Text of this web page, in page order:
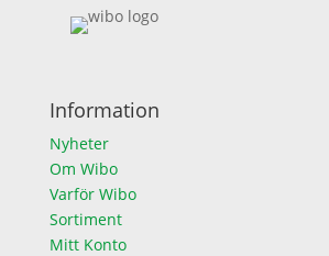
Information
Nyheter
Om Wibo
Varför Wibo
Sortiment
Mitt Konto